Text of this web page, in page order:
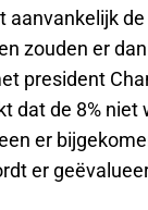
zouden er
president
dat de 8%
er
er